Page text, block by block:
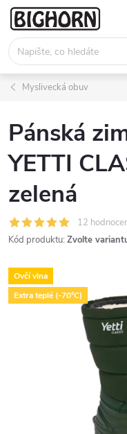
Přejít
obsah
Myslivecká obuv
Pánská
YETTI
zelená
12
Kód produktu: Zvolte
Ovčí vlna
Extra teplé (-70°C)